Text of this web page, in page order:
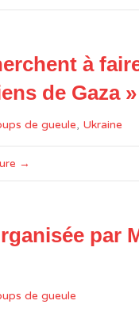
à
de Gaza »
de gueule, Ukraine
→
par
de gueule